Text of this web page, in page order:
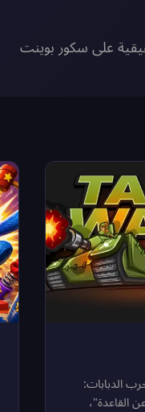
على سكور بوينت
الدبابات:
القاعدة"،